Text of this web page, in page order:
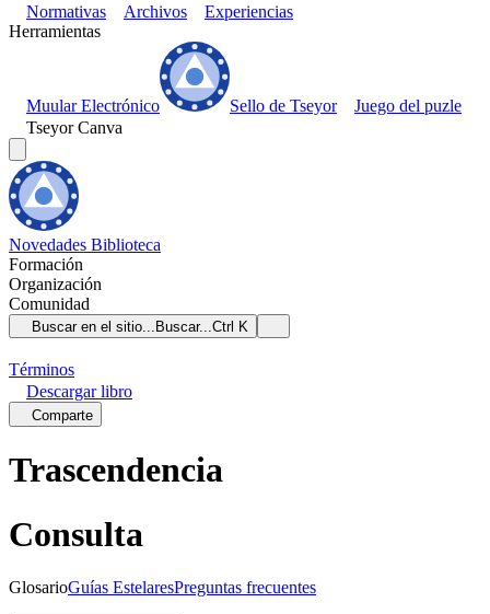
Normativas
Archivos
Experiencias
Herramientas
Muular Electrónico Sello de Tseyor
Juego del puzle
Tseyor Canva
Novedades Biblioteca
Formación
Organización
Comunidad
Buscar en el sitio... Buscar...Ctrl K
Términos
Descargarlibro
Comparte
Trascendencia
Consulta
GlosarioGuías EstelaresPreguntas frecuentes